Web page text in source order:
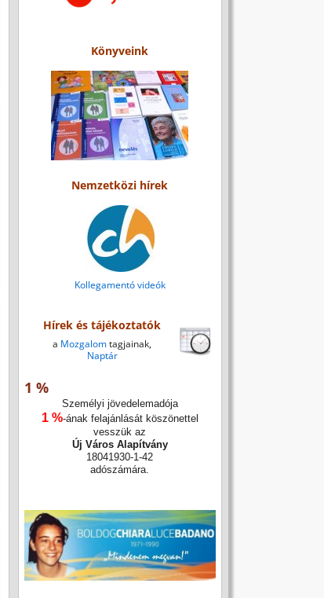
Könyveink
Nemzetközi hírek
Kollegamentó videók
Hírek és tájékoztatók
a Mozgalomtagjainak,
Naptár
1 %
Személyi jövedelemadója
1 %-ának felajánlását köszönettel
vesszük az
Új Város Alapítvány
18041930-1-42
adószámára.